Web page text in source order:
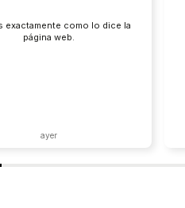
exactamente como lo dice la
página web.
ayer